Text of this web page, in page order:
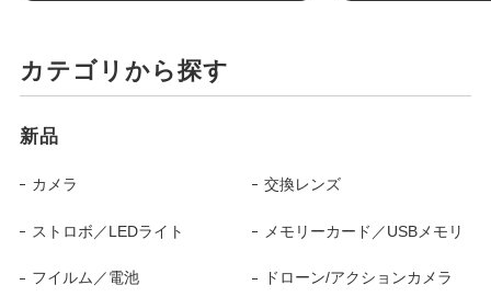
カテゴリから探す
新品
カメラ 交換レンズ
ストロボ／LEDライト メモリーカード／USBメモリ
フイルム／電池 ドローン/アクションカメラ